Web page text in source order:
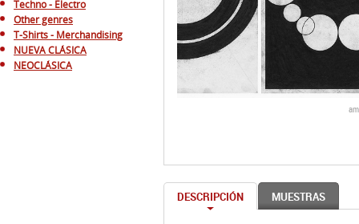
Techno - Electro
Other genres
T-Shirts - Merchandising
NUEVA CLÁSICA
NEOCLÁSICA
DESCRIPCIÓN MUESTRAS